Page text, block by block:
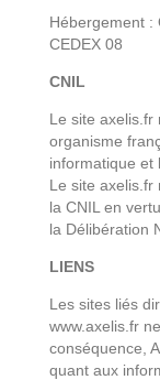
Hébergement :
CEDEX 08
CNIL
Le site axelis.fr
organisme
informatique et
Le site axelis.fr
la CNIL en
la Délibération
LIENS
Les sites liés
www.axelis.fr
conséquence,
quant aux